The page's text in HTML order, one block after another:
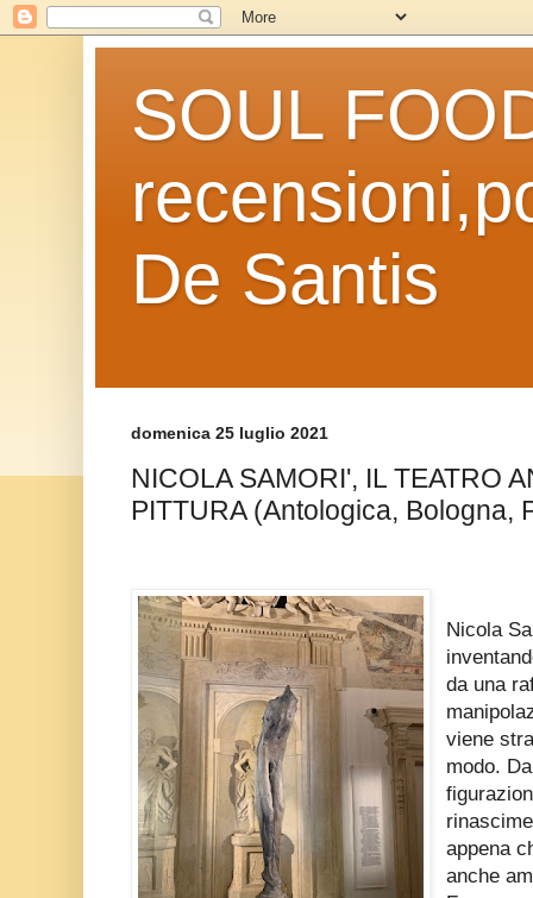
SOUL
De Santis
domenica 25 luglio 2021
NICOLA SAMORI', IL TEATRO
PITTURA (Antologica, Bologna,
Nicola
da una
viene
modo.
appena
anche